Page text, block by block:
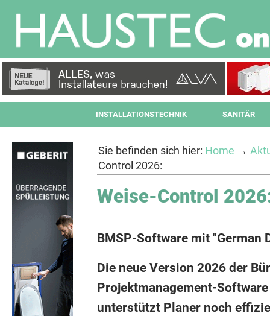
INSTALLATIONSTECHNIK SANITÄR
Sie befinden sich hier: Home →
Control 2026:
Weise-Control
BMSP-Software mit "German
Die neue Version 2026 der
Projektmanagement-
unterstützt Planer noch